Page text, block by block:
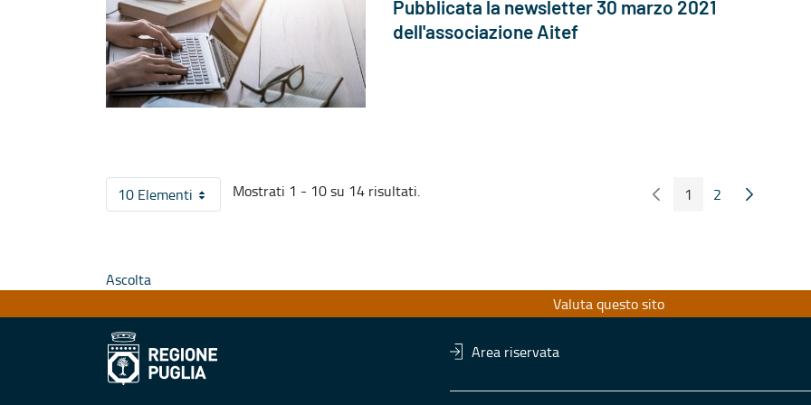
Pubblicata la newsletter 30 marzo 2021
dell'associazione Aitef
10 ElementiPer pagina
Mostrati 1 - 10 su 14 risultati. Pagina Precedente
Pagina
1 Pagina
2 Pagina
Ascolta
Valuta questo sito
Area riservata